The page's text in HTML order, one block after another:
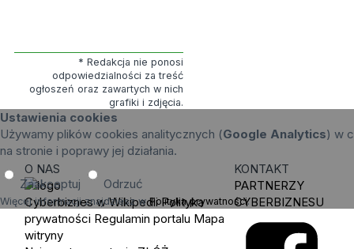
* Redakcja nie ponosi
odpowiedzialności za treść
ogłoszeń oraz zawartych w nich
grafiki i zdjęcia.
Ustawienia cookies
Używamy plików cookies analitycznych (Google Analytics) w
na stronie i poprawy jej działania.
Zaakceptuj Odrzuć
Więcej informacji znajdziesz wPolityka prywatności.
O NAS
Cyberbiznes w Wikipedii Polityka
prywatności Regulamin portalu Mapa
witryny
KONTAKT
PARTNERZY
CYBERBIZNESU